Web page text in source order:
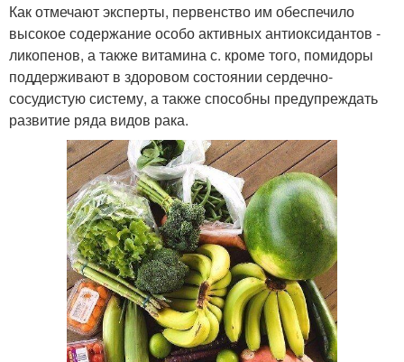
Как отмечают эксперты, первенство им обеспечило
высокое содержание особо активных антиоксидантов -
ликопенов, а также витамина с. кроме того, помидоры
поддерживают в здоровом состоянии сердечно-
сосудистую систему, а также способны предупреждать
развитие ряда видов рака.